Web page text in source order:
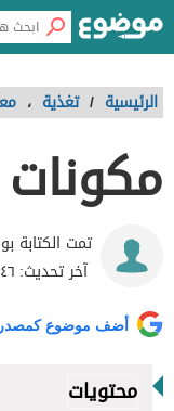
الرئيسية / تغذية ،
تمت الكتابة
آخر تحديث: ٠٥:٤٦
أضف موضوع
محتويات